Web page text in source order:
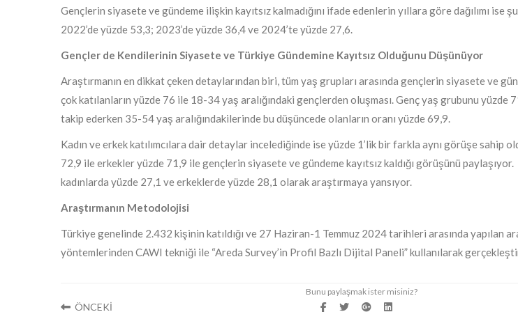
Gençlerin siyasete ve gündeme ilişkin kayıtsız kalmadığını ifade edenlerin yıllara göre dağılımı ise
2022’de yüzde 53,3; 2023’de yüzde 36,4 ve 2024’te yüzde 27,6.
Gençler de Kendilerinin Siyasete ve Türkiye Gündemine Kayıtsız Olduğunu Düşünüyor
Araştırmanın en dikkat çeken detaylarından biri, tüm yaş grupları arasında gençlerin siyasete ve
çok katılanların yüzde 76 ile 18-34 yaş aralığındaki gençlerden oluşması. Genç yaş grubunu
takip ederken 35-54 yaş aralığındakilerinde bu düşüncede olanların oranı yüzde 69,9.
Kadın ve erkek katılımcılara dair detaylar incelediğinde ise yüzde 1’lik bir farkla aynı görüşe sahip
72,9 ile erkekler yüzde 71,9 ile gençlerin siyasete ve gündeme kayıtsız kaldığı görüşünü paylaşıyor.
kadınlarda yüzde 27,1 ve erkeklerde yüzde 28,1 olarak araştırmaya yansıyor.
Araştırmanın Metodolojisi
Türkiye genelinde 2.432 kişinin katıldığı ve 27 Haziran-1 Temmuz 2024 tarihleri arasında yapılan
yöntemlerinden CAWI tekniği ile “Areda Survey’in Profil Bazlı Dijital Paneli” kullanılarak
ÖNCEKİ